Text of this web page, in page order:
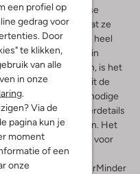
een profiel op
gedrag voor
Door
te klikken,
van alle
in onze
.
Via de
pagina kun je
moment
of een
onze
als je een zomerse
open ontwerp, zodat ze
geven ze je ook een heel
met hakken in
één geheel bestaan, is het
de espadrilles uit de
ze toch de nodige
het gaat om de sierdetails
uit meerdere kleuren. Het
merk biedt daardoor voor
MeerMinder